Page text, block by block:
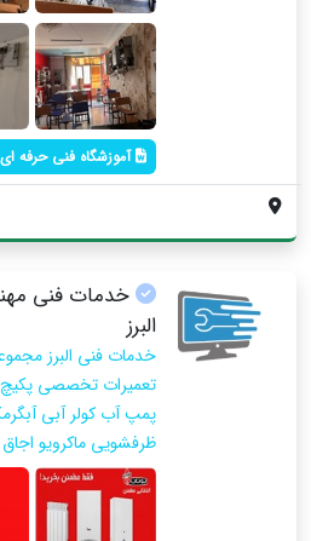
آموزشگاه فنی حرفه ای
خدمات فنی
البرز
خدمات فنی البرز
تعمیرات تخصصی پکیچ
پمپ آب کولر آبی
ظرفشویی ماکرویو اجاق